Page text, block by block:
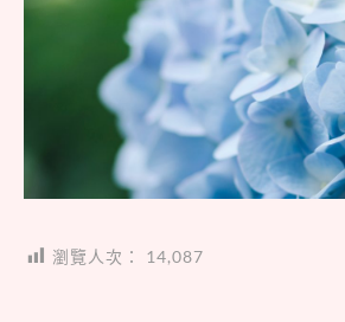
瀏覽人次： 14,087